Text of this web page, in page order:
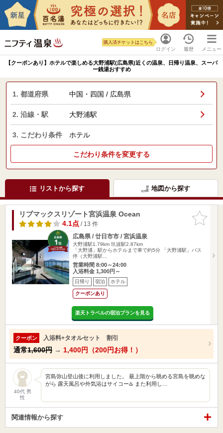
ログイン
購入済チケットはこちら
履歴 メニュー
【クーポンあり】ホテルで楽しめる大野浦駅(広島県)近くの温泉、日帰り温泉、スーパ
ー銭湯おすすめ
1. 都道府県 中国・四国 / 広島県
2. 沿線・駅 大野浦駅
3. こだわり条件 ホテル
こだわり条件を変更する
リストから探す 地図から探す
お気に入
りに追加
リブマックスリゾート宮浜温泉 Ocean
4.1点/ 13 件
広島県 / 廿日市市 / 宮浜温泉
大野浦駅1.79km 玖波駅2.87km
「大野浦」駅からホテルまで車で約5分 「大野浦駅」バス
停（大野浦駅…
営業時間 8:00～24:00
入浴料金 1,300円～
日帰り 宿泊 ホテル
クーポンあり
楽天トラベルの宿泊プランを見る
クーポン 入浴料+タオルセット 割引
通常1,600円 → 1,400円（200円お得！）
40代 男
性
宮島弥山登山後に利用しました。 最上階から眺める宮島を眺めな
がら 露天風呂や外気浴はサイコー♨️ また利用し…
関連情報から探す